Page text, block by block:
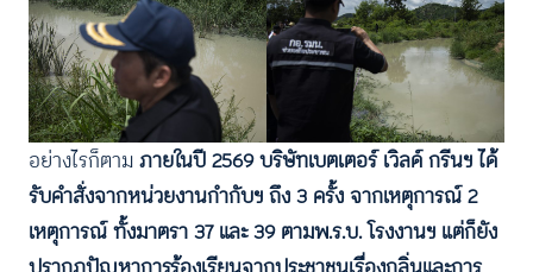
อย่างไรก็ตามภายในปี 2569 บริษัทเบตเตอร์ เวิลด์ กรีนฯ ได้
รับคำสั่งจากหน่วยงานกำกับฯ ถึง 3 ครั้ง จากเหตุการณ์ 2
เหตุการณ์ ทั้งมาตรา 37 และ 39 ตามพ.ร.บ. โรงงานฯ แต่ก็ยัง